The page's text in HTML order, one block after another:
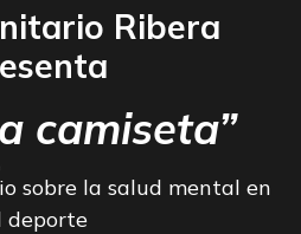
Ribera
camiseta”
sobre la salud mental en
deporte